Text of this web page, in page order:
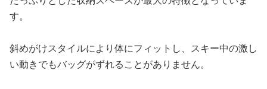
す。
斜めがけスタイルにより体にフィットし、スキー中の激し
い動きでもバッグがずれることがありません。